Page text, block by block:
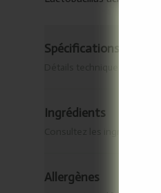
Spécifications &
Ingrédients
Allergènes